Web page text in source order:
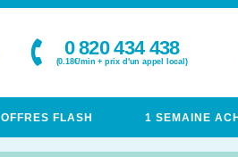
0 820 434 438
(0.18€/min + prix d'un appel local)
OFFRES FLASH 1 SEMAINE